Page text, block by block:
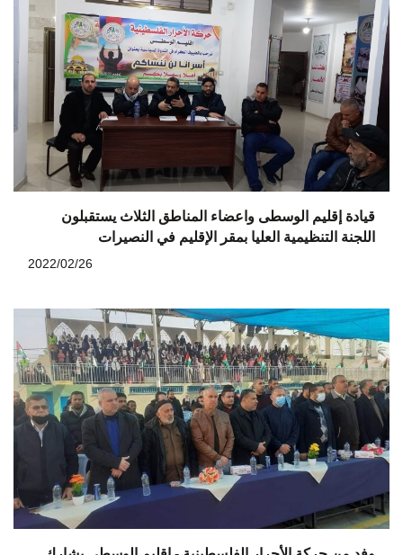
قيادة إقليم الوسطى واعضاء المناطق الثلاث يستقبلون
اللجنة التنظيمية العليا بمقر الإقليم في النصيرات